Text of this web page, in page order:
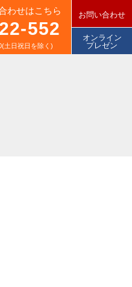
お問い合わせ
オンライン
プレゼン
わせはこちら
552
土日祝日を除く)